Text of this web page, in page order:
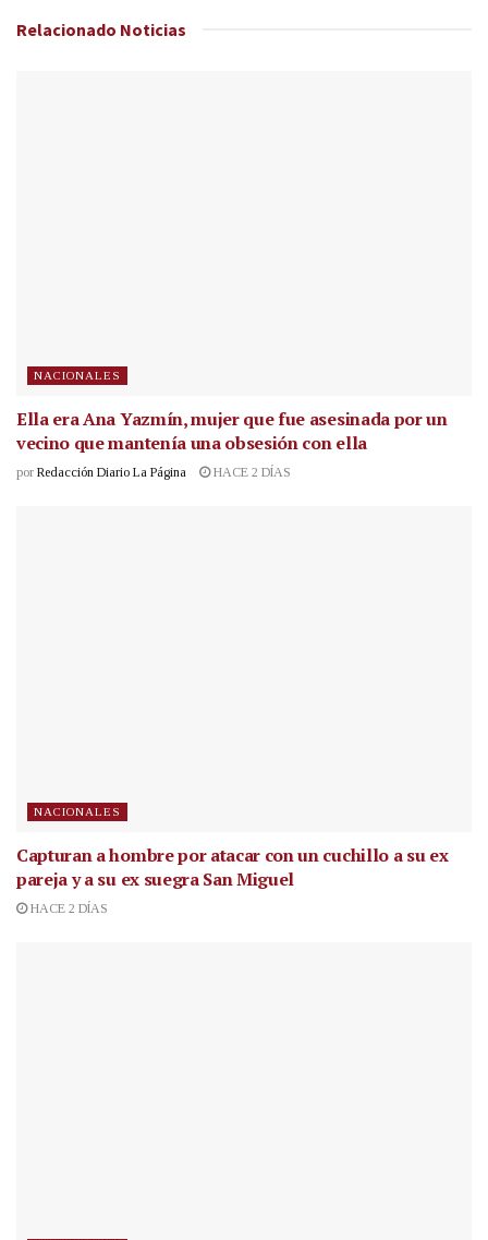
Relacionado Noticias
NACIONALES
Ella era Ana Yazmín, mujer que fue asesinada por un
vecino que mantenía una obsesión con ella
por Redacción Diario La Página HACE 2 DÍAS
NACIONALES
Capturan a hombre por atacar con un cuchillo a su ex
pareja y a su ex suegra San Miguel
HACE 2 DÍAS